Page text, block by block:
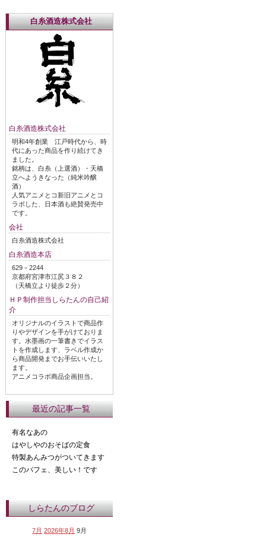
白糸酒造株式会社
白糸酒造株式会社
明和4年創業 江戸時代から、時
代にあった商品を作り続けてき
ました。
銘柄は、白糸（上選酒）・天橋
立へようきなった（純米吟醸
酒）
人気アニメとコ新旧アニメとコ
ラボした、日本酒も絶賛発売中
です。
会社
白糸酒造株式会社
白糸酒造本店
629－2244
京都府宮津市江尻３８２
（天橋立より徒歩２分）
ＨＰ制作担当しらたんの自己紹
介
オリジナルのイラストで商品作
りやデザインを手がけておりま
す。水墨画の一筆書きでイラス
トを作成します、ラベル作成か
ら商品開発までお手伝いいたし
ます。
アニメコラボ商品企画担当。
最近の記事一覧
有名なあの
はやしやのおそばの定食
特製あんみつがついてきます
このパフェ、美しい！です
しらたんのブログ
7月 2026年8月 9月